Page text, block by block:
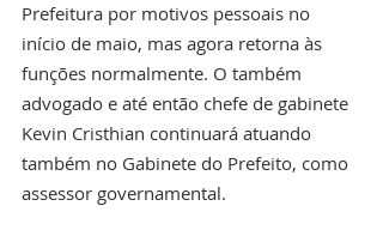
Prefeitura por motivos pessoais no
início de maio, mas agora retorna às
funções normalmente. O também
advogado e até então chefe de gabinete
Kevin Cristhian continuará atuando
também no Gabinete do Prefeito, como
assessor governamental.